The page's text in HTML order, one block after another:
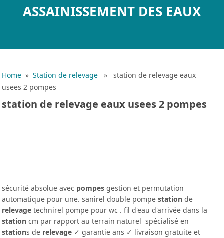
ASSAINISSEMENT DES EAUX
Home »Station de relevage » station de relevage eaux
usees 2 pompes
station de relevage eaux usees 2 pompes
sécurité absolue avec pompes gestion et permutation
automatique pour une. sanirel double pompestation de
relevage technirel pompe pour wc . fil d'eau d'arrivée dans la
station cm par rapport au terrain naturel spécialisé en
stations de relevage ✓ garantie ans ✓ livraison gratuite et